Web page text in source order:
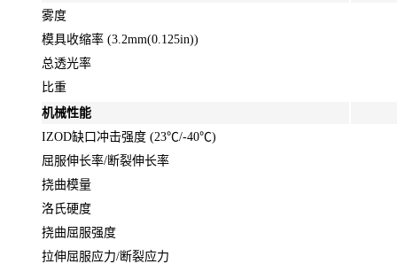
雾度
模具收缩率 (3.2mm(0.125in))
总透光率
比重
机械性能
IZOD缺口冲击强度 (23℃/-40℃)
屈服伸长率/断裂伸长率
挠曲模量
洛氏硬度
挠曲屈服强度
拉伸屈服应力/断裂应力